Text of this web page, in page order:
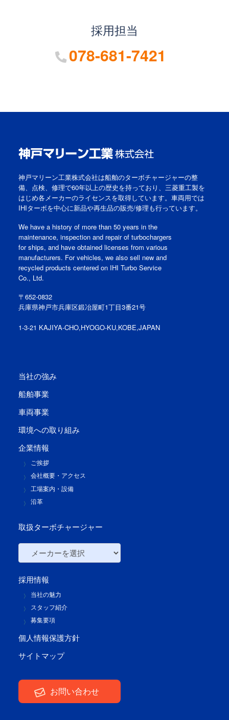
採用担当
078-681-7421
神戸マリーン工業株式会社は船舶のターボチャージャーの整
備、点検、修理で60年以上の歴史を持っており、三菱重工製を
はじめ各メーカーのライセンスを取得しています。車両用では
IHIターボを中心に新品や再生品の販売/修理も行っています。
We have a history of more than 50 years in the
maintenance, inspection and repair of turbochargers
for ships, and have obtained licenses from various
manufacturers. For vehicles, we also sell new and
recycled products centered on IHI Turbo Service
Co., Ltd.
〒652-0832
兵庫県神戸市兵庫区鍛冶屋町1丁目3番21号
1-3-21 KAJIYA-CHO,HYOGO-KU,KOBE,JAPAN
当社の強み
船舶事業
車両事業
環境への取り組み
企業情報
ご挨拶
会社概要・アクセス
工場案内・設備
沿革
取扱ターボチャージャー
採用情報
当社の魅力
スタッフ紹介
募集要項
個人情報保護方針
サイトマップ
お問い合わせ